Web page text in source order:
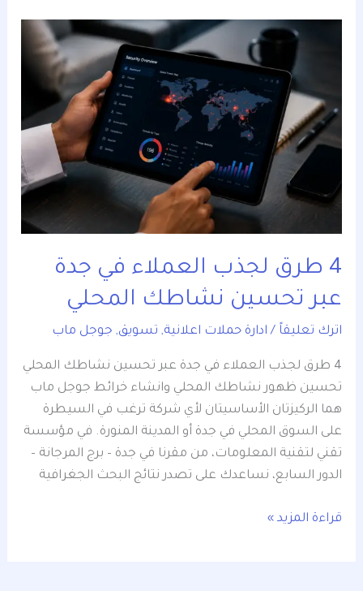
4 طرق لجذب العملاء في جدة
عبر تحسين نشاطك المحلي
اترك تعليقاً / ادارة حملات اعلانية, تسويق, جوجل ماب
4 طرق لجذب العملاء في جدة عبر تحسين نشاطك المحلي
تحسين ظهور نشاطك المحلي وانشاء خرائط جوجل ماب
هما الركيزتان الأساسيتان لأي شركة ترغب في السيطرة
على السوق المحلي في جدة أو المدينة المنورة. في مؤسسة
تقني لتقنية المعلومات، من مقرنا في جدة – برج المرجانة –
الدور السابع، نساعدك على تصدر نتائج البحث الجغرافية
العملاء
في
تحسين
نشاطك
قراءة المزيد »